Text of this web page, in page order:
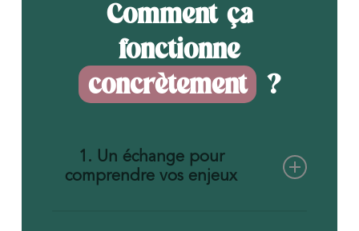
Comment ça
fonctionne
concrètement ?
1. Un échange pour
comprendre vos enjeux